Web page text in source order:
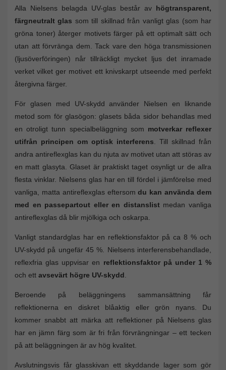
Alla Nielsens belagda UV-glas består av högtransparent,
färgneutralt glas som till skillnad från vanligt glas (som har
gröna toner) återger motivets färger på ett optimalt sätt och
utan att förvränga dem. Tack vare den höga transmissionen
(ljusöverföringen) når tillräckligt mycket ljus det inramade
verket vilket ger motivet ett knivskarpt utseende med perfekt
återgivna färger.
För glasen med UV-skydd använder Nielsen en liknande
metod som för glasögon: glasets båda sidor behandlas med
en otroligt tunn specialbeläggning som motverkar reflexer
utifrån principen om optisk interferens . Till skillnad från
andra antireflexglas kan du njuta av motivet utan att störas av
en matt glasyta. Glaset är praktiskt taget osynligt ur de allra
flesta vinklar. Nielsens glas har en till fördel i jämförelse med
vanliga, matta antireflexglas eftersomdu kan använda dem
med en passepartout eller en distanslistmedan vanliga
antireflexglas då blir mjölkiga och oskarpa.
Vanligt standardglas har en reflektionsfaktor på ca 8 % och
UV-skydd på ungefär 45 %. Nielsens interferensbehandlade,
reflexfria glas uppvisar en reflektionsfaktor på under 1 %
och ett avsevärt högre UV-skydd
Beroende på beläggningens sammansättning får
reflektionerna en diskret blåaktig eller grön nyans. Du
kommer snabbt att märka att reflektioner på Nielsens glas
har en jämn färg som är fri från förvrängningar – ett tecken
på att beläggningen är av hög kvalitet.
Avslutningsvis får glasskivan ett skyddande lager som gör